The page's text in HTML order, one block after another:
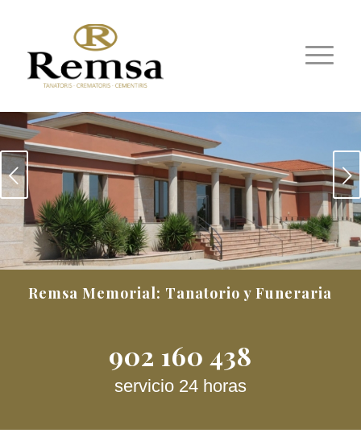
Posterior
Remsa Memorial: Tanatorio y Funeraria
902 160 438
servicio 24 horas